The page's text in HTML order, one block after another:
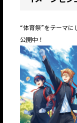
“体育祭”をテーマ
公開中！